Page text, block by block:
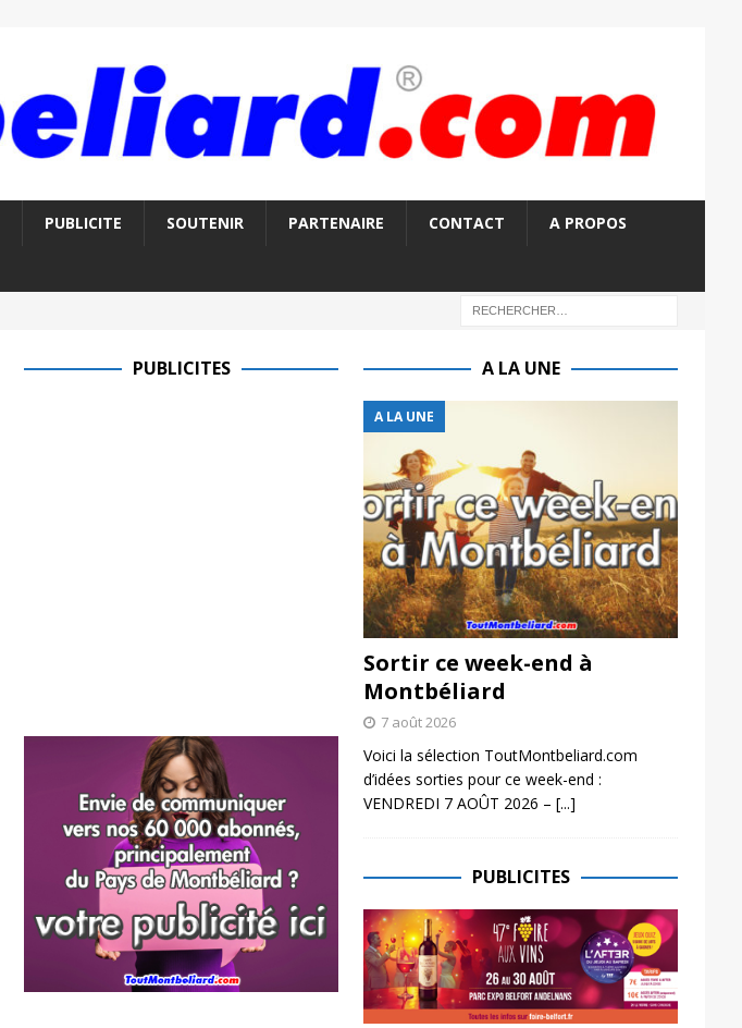
PUBLICITE SOUTENIR PARTENAIRE CONTACT A PROPOS
PUBLICITES A LA UNE
A LA UNE
Sortir ce week-end à
Montbéliard
7 août 2026
Voici la sélection ToutMontbeliard.com
d’idées sorties pour ce week-end :
VENDREDI 7 AOÛT 2026 – [...]
PUBLICITES